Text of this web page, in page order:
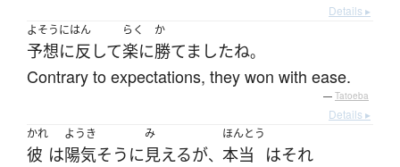
Details ▸
よそうにはん
予想に反して
らく
楽に
か
勝てましたね。
Contrary to expectations, they won with ease.
— Tatoeba
Details ▸
かれ
彼 は
ようき
陽気そう に
み
見えるが、
ほんとう
本当 はそれ